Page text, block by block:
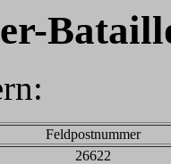
Feldpostnummer
26622